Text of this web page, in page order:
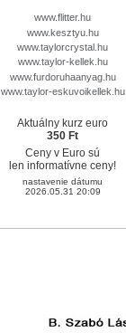
www.flitter.hu
www.kesztyu.hu
www.taylorcrystal.hu
www.taylor-kellek.hu
www.furdoruhaanyag.hu
www.taylor-eskuvoikellek.hu
Aktuálny kurz euro
350 Ft
Ceny v Euro sú
len informatívne ceny!
nastavenie dátumu
2026.05.31 20:09